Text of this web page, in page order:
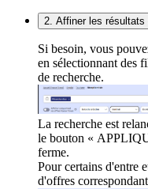
2. Affiner les résultats
Si besoin, vous
en sélectionnant des
de recherche.
La recherche est
le bouton «
ferme.
Pour certains d'entre
d'offres